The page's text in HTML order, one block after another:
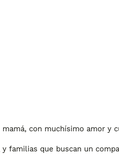
con muchísimo amor y
familias que buscan un